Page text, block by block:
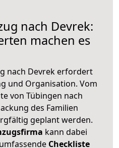
nach Devrek:
machen es
nach Devrek erfordert
und Organisation. Vom
von Tübingen nach
des Familien
geplant werden.
kann dabei
Checkliste